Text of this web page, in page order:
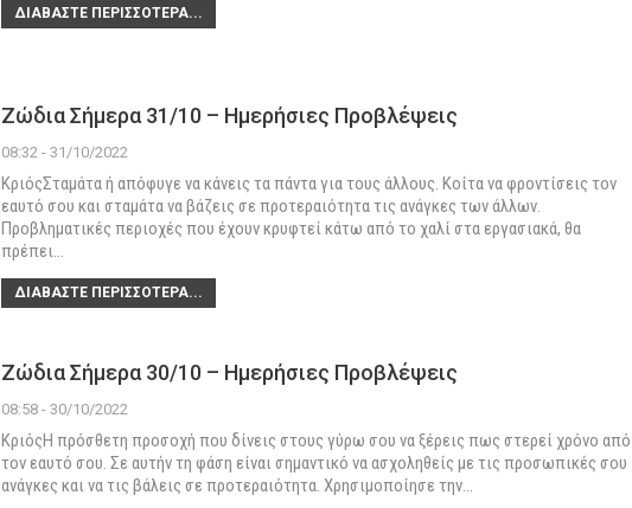
ΔΙΑΒΆΣΤΕ ΠΕΡΙΣΣΌΤΕΡΑ...
Ζώδια Σήμερα 31/10 – Ημερήσιες Προβλέψεις
08:32 - 31/10/2022
ΚριόςΣταμάτα ή απόφυγε να κάνεις τα πάντα για τους άλλους. Κοίτα να φροντίσεις τον
εαυτό σου και σταμάτα να βάζεις σε προτεραιότητα τις ανάγκες των άλλων.
Προβληματικές περιοχές που έχουν κρυφτεί κάτω από το χαλί στα εργασιακά, θα
πρέπει…
ΔΙΑΒΆΣΤΕ ΠΕΡΙΣΣΌΤΕΡΑ...
Ζώδια Σήμερα 30/10 – Ημερήσιες Προβλέψεις
08:58 - 30/10/2022
ΚριόςΗ πρόσθετη προσοχή που δίνεις στους γύρω σου να ξέρεις πως στερεί χρόνο από
τον εαυτό σου. Σε αυτήν τη φάση είναι σημαντικό να ασχοληθείς με τις προσωπικές σου
ανάγκες και να τις βάλεις σε προτεραιότητα. Χρησιμοποίησε την…